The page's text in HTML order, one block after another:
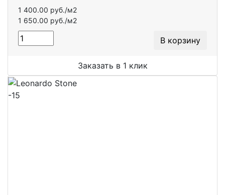
1 400.00 руб./м2
1 650.00 руб./м2
В корзину
Заказать в 1 клик
-15